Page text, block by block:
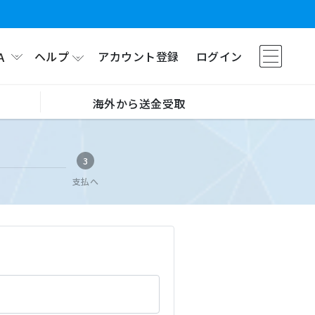
ヘルプ アカウント登録 ログイン
海外から送金受取
3
支払へ